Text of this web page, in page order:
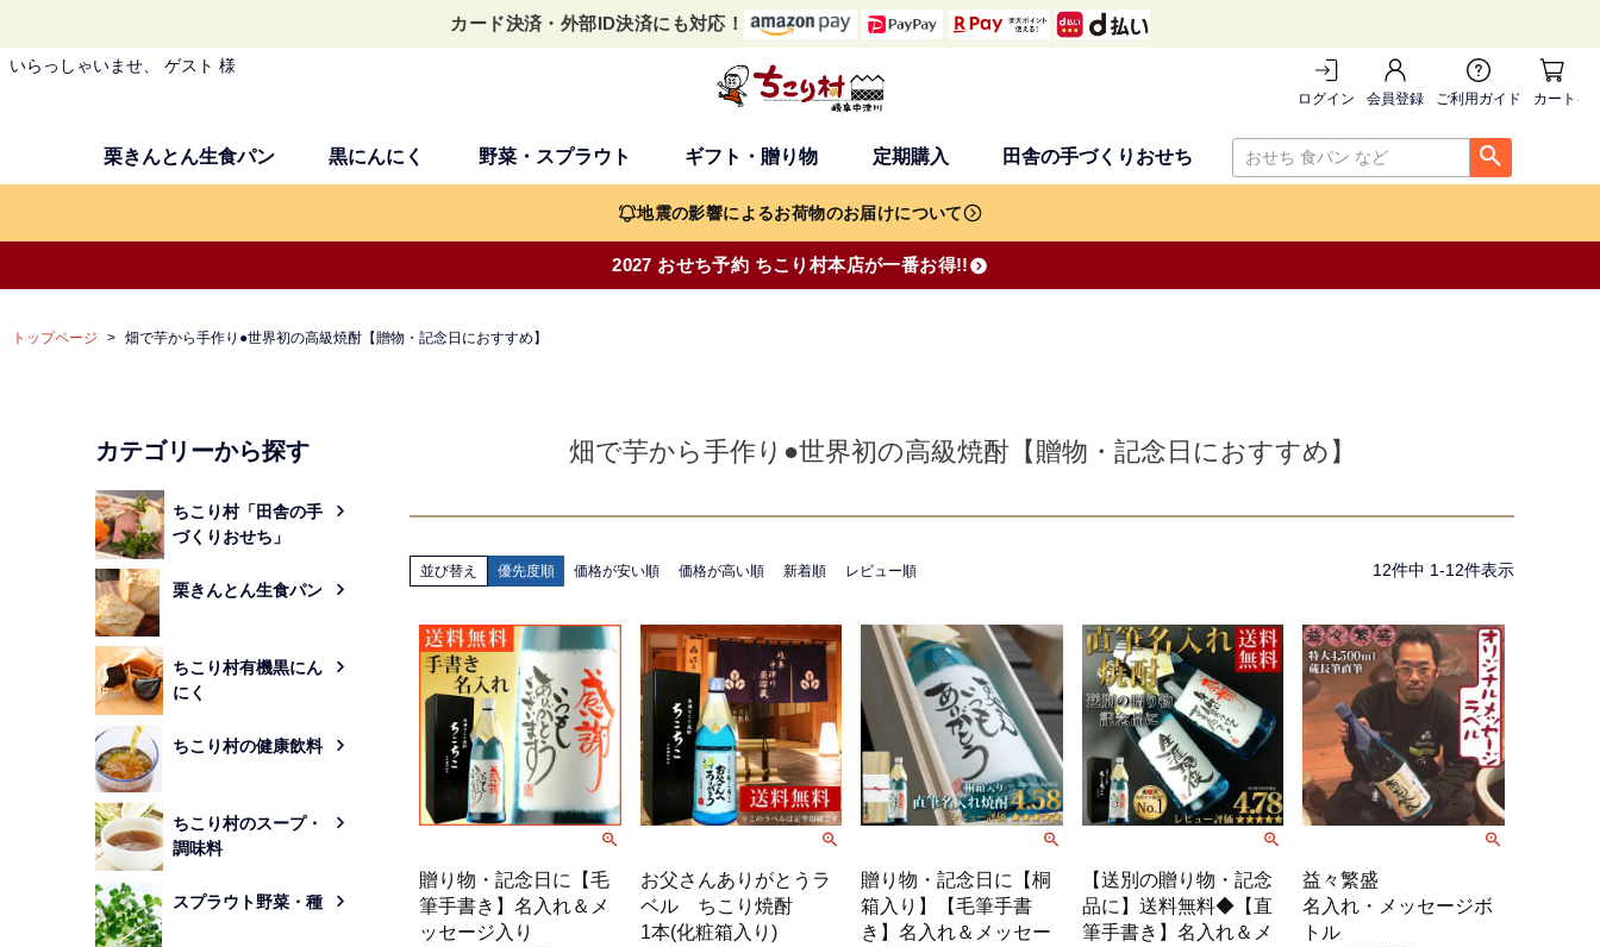
カード決済・外部ID決済にも対応！
いらっしゃいませ、 ゲスト 様
ログイン 会員登録 ご利用ガイド カートを
栗きんとん生食パン 黒にんにく 野菜・スプラウト ギフト・贈り物 定期購入 田舎の手づくりおせち
検索
地震の影響によるお荷物のお届けについて
2027 おせち予約 ちこり村本店が一番お得!!
トップページ 畑で芋から手作り●世界初の高級焼酎【贈物・記念日におすすめ】
カテゴリーから探す
ちこり村「田舎の手
づくりおせち」
栗きんとん生食パン
ちこり村有機黒にん
にく
ちこり村の健康飲料
ちこり村のスープ・
調味料
スプラウト野菜・種
畑で芋から手作り●世界初の高級焼酎【贈物・記念日におすすめ】
並び替え 優先度順 価格が安い順 価格が高い順 新着順 レビュー順 12件中 1-12件表示
贈り物・記念日に【毛
筆手書き】名入れ＆メ
ッセージ入り
お父さんありがとうラ
ベル ちこり焼酎
1本(化粧箱入り)
贈り物・記念日に【桐
箱入り】【毛筆手書
き】名入れ＆メッセー
【送別の贈り物・記念
品に】送料無料◆【直
筆手書き】名入れ＆メ
益々繁盛
名入れ・メッセージボ
トル